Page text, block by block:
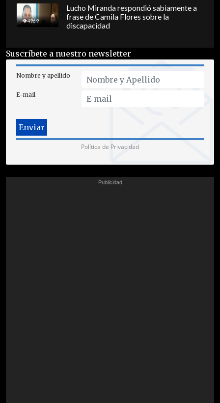
4969
Lucho Miranda respondió sabiamente a
frase de Camila Flores sobre la
discapacidad
Suscríbete a nuestro newsletter
Nombre y apellido
E-mail
Política de Privacidad